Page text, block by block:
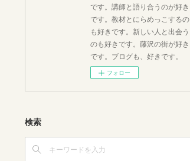
です。講師と語り合うのが好き
です。教材とにらめっこするの
も好きです。新しい人と出会う
のも好きです。藤沢の街が好き
です。ブログも、好きです。
フォロー
検索